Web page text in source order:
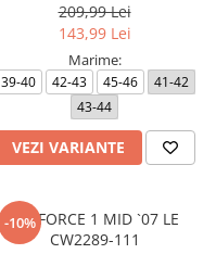
209,99 Lei
143,99 Lei
Marime:
39-40 42-43 45-46
41-42
43-44
VEZI VARIANTE
-10%
AIR FORCE 1 MID `07 LE
CW2289-111